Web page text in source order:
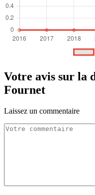
Votre avis sur la
Fournet
Laissez un commentaire